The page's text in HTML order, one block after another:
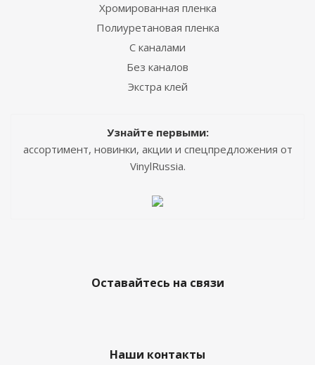
Хромированная пленка
Полиуретановая пленка
С каналами
Без каналов
Экстра клей
Узнайте первыми:
ассортимент, новинки, акции и спецпредложения от
VinylRussia.
Оставайтесь на связи
Наши контакты